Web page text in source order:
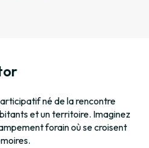
né de la rencontre
et un territoire. Imaginez
forain où se croisent